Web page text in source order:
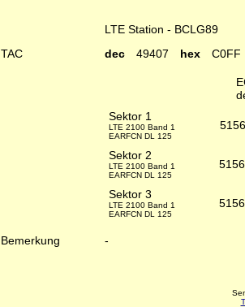
LTE Station - BCLG89
TAC
dec 49407 hex C0FF
Sektor 1
LTE 2100 Band 1
EARFCN DL 125
Sektor 2
LTE 2100 Band 1
EARFCN DL 125
Sektor 3
LTE 2100 Band 1
EARFCN DL 125
Bemerkung -